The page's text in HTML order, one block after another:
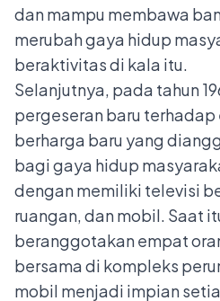
dan mampu membawa
merubah gaya hidup
beraktivitas di kala itu.
Selanjutnya, pada tahun
pergeseran baru terhadap
berharga baru yang
bagi gaya hidup
dengan memiliki televisi
ruangan, dan mobil. Saat
beranggotakan empat
bersama di kompleks
mobil menjadi impian